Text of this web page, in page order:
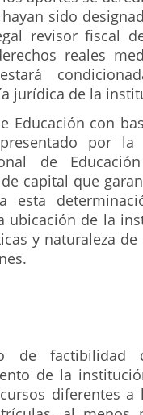
sido
revisor fiscal
reales
jurídica de la
Educación con
por la
de Educación
capital que
esta
ubicación de la
y naturaleza
de factibilidad
de la
diferentes a